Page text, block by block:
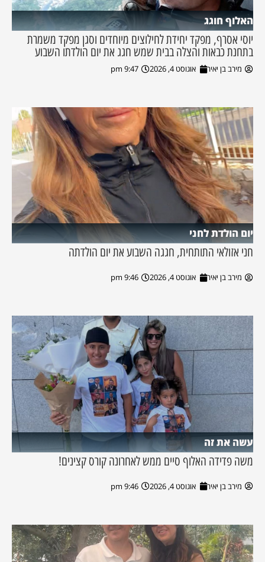
האלוף חוגג
יוסי אסרף, מפקד יחידת לחילוצים מיוחדים וסגן מפקד משמרת
בתחנת כבאות והצלה בבית שמש חגג את יום הולדתו השבוע
מירב בן יאיר אוגוסט 4, 2026 9:47 pm
יום הולדת לחני
חני אזולאי התותחית, חגגה השבוע את יום הולדתה
מירב בן יאיר אוגוסט 4, 2026 9:46 pm
עשה את זה
משה פדידה האלוף סיים ממש לאחרונה קורס קצינים!
מירב בן יאיר אוגוסט 4, 2026 9:46 pm